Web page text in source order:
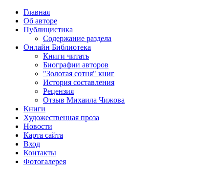
Главная
Об авторе
Публицистика
Содержание раздела
Онлайн Библиотека
Книги читать
Биографии авторов
"Золотая сотня" книг
История составления
Рецензия
Отзыв Михаила Чижова
Книги
Художественная проза
Новости
Карта сайта
Вход
Контакты
Фотогалерея